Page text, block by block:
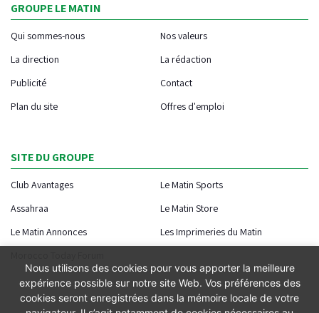
GROUPE LE MATIN
Qui sommes-nous
Nos valeurs
La direction
La rédaction
Publicité
Contact
Plan du site
Offres d'emploi
SITE DU GROUPE
Club Avantages
Le Matin Sports
Assahraa
Le Matin Store
Le Matin Annonces
Les Imprimeries du Matin
Nous utilisons des cookies pour vous apporter la meilleure
expérience possible sur notre site Web. Vos préférences des
cookies seront enregistrées dans la mémoire locale de votre